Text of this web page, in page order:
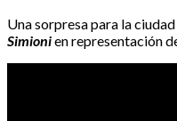
Una sorpresa para la
Simionien representación